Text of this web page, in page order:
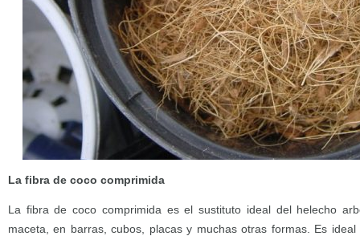
La fibra de coco comprimida
La fibra de coco comprimida es el sustituto ideal del helecho
maceta, en barras, cubos, placas y muchas otras formas. Es